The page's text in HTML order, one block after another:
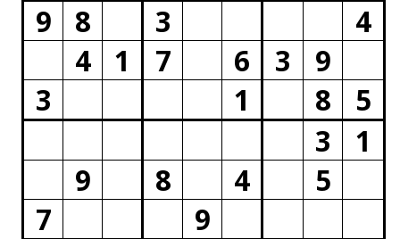
9
8 3
4
4
1 7 6 3
9
3
1 8
5
3
1
9
8 4
5
7
9